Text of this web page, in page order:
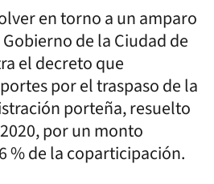
en torno a un amparo
de la Ciudad de
el decreto que
por el traspaso de la
porteña, resuelto
por un monto
% de la coparticipación.